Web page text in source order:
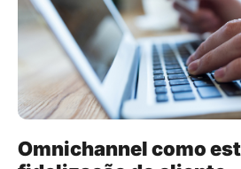
Omnichannel como